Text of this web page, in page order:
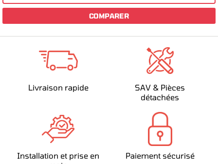
COMPARER
Livraison rapide
SAV & Pièces
détachées
Installation et prise en
Paiement sécurisé